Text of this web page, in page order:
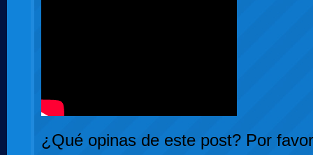
¿Qué opinas de este post? Por